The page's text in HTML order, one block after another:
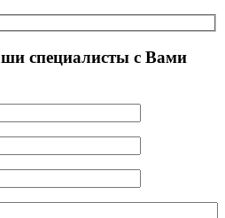
специалисты с Вами